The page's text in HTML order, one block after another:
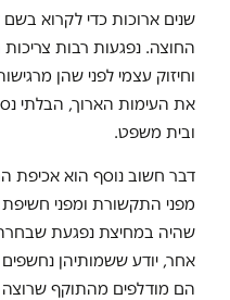
שנים ארוכות כדי לקרוא
החוצה. נפגעות רבות
וחיזוק עצמי לפני שהן
את העימות הארוך, הבלתי
ובית משפט.
דבר חשוב נוסף הוא אכיפת
מפני התקשורת ומפני
שהיה במחיצת נפגעת
אחר, יודע ששמותיהן
הם מודלפים מהתוקף שרוצה